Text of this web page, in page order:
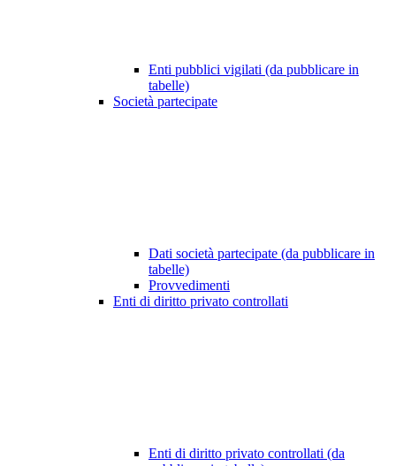
Enti pubblici vigilati (da pubblicare in
tabelle)
Società partecipate
Dati società partecipate (da pubblicare in
tabelle)
Provvedimenti
Enti di diritto privato controllati
Enti di diritto privato controllati (da